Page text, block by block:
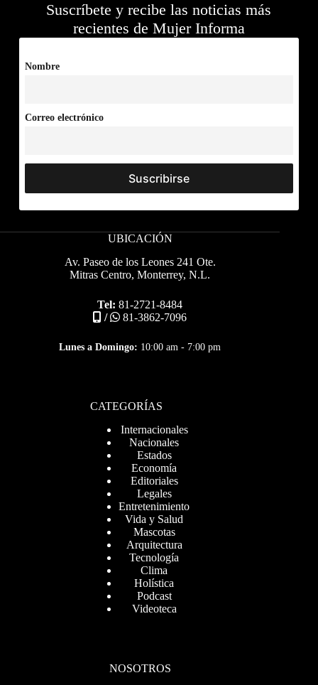
Suscríbete y recibe las noticias más
recientes de Mujer Informa
Nombre
Correo electrónico
UBICACIÓN
Av. Paseo de los Leones 241 Ote.
Mitras Centro, Monterrey, N.L.
Tel: 81-2721-8484
/
81-3862-7096
Lunes a Domingo: 10:00 am - 7:00 pm
CATEGORÍAS
Internacionales
Nacionales
Estados
Economía
Editoriales
Legales
Entretenimiento
Vida y Salud
Mascotas
Arquitectura
Tecnología
Clima
Holística
Podcast
Videoteca
NOSOTROS